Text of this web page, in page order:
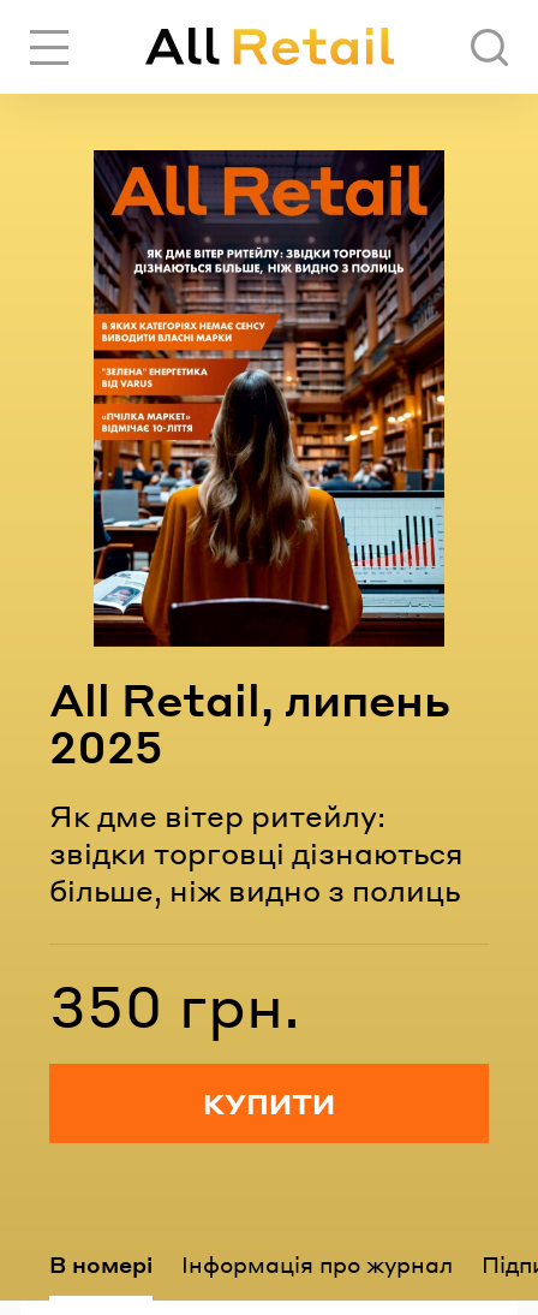
All Retail, липень
2025
Як дме вітер ритейлу:
звідки торговці дізнаються
більше, ніж видно з полиць
Вартість
350 грн.
КУПИТИ
В номері Інформація про журнал
Вхід Реєстрація
ЧЕРЕЗ СОЦІАЛЬНІ МЕРЕЖІ
FACEBOOK
GOOGLE
АБО
Email
УВІЙТИ